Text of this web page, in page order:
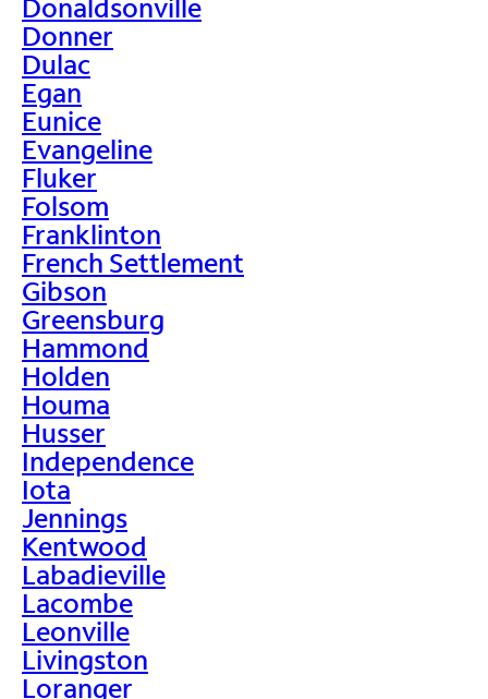
Donaldsonville
Donner
Dulac
Egan
Eunice
Evangeline
Fluker
Folsom
Franklinton
French Settlement
Gibson
Greensburg
Hammond
Holden
Houma
Husser
Independence
Iota
Jennings
Kentwood
Labadieville
Lacombe
Leonville
Livingston
Loranger